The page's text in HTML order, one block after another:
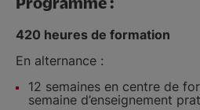
420 heures de formation
En alternance :
12 semaines en centre de
semaine d’enseignement